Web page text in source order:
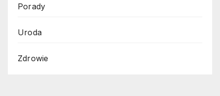
Porady
Uroda
Zdrowie